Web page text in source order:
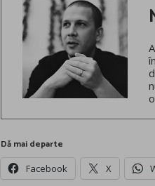
Dă mai departe
Facebook X